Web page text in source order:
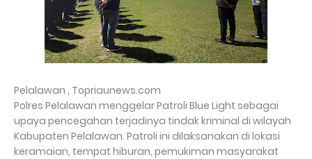
Pelalawan , Topriaunews.com
Polres Pelalawan menggelar Patroli Blue Light sebagai
upaya pencegahan terjadinya tindak kriminal di wilayah
Kabupaten Pelalawan. Patroli ini dilaksanakan di lokasi
keramaian, tempat hiburan, pemukiman masyarakat